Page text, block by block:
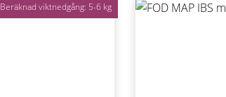
Beräknad viktnedgång: 5-6 kg